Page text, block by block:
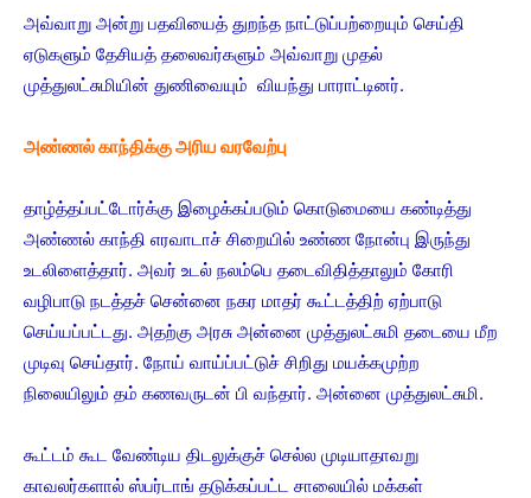
அவ்வாறு அன்று பதவியைத் துறந்த நாட்டுப்பற்றையும் செய்தி
ஏடுகளும் தேசியத் தலைவர்களும் அவ்வாறு முதல்
முத்துலட்சுமியின் துணிவையும் வியந்து பாராட்டினர்.
அண்ணல் காந்திக்கு அரிய வரவேற்பு
தாழ்த்தப்பட்டோர்க்கு இழைக்கப்படும் கொடுமையை கண்டித்து
அண்ணல் காந்தி எரவாடாச் சிறையில் உண்ண நோன்பு இருந்து
உடலிளைத்தார். அவர் உடல் நலம்பெ தடைவிதித்தாலும் கோரி
வழிபாடு நடத்தச் சென்னை நகர மாதர் கூட்டத்திற் ஏற்பாடு
செய்யப்பட்டது. அதற்கு அரசு அன்னை முத்துலட்சுமி தடையை மீற
முடிவு செய்தார். நோய் வாய்ப்பட்டுச் சிறிது மயக்கமுற்ற
நிலையிலும் தம் கணவருடன் பி வந்தார். அன்னை முத்துலட்சுமி.
கூட்டம் கூட வேண்டிய திடலுக்குச் செல்ல முடியாதாவறு
காவலர்களால் ஸ்பர்டாங் தடுக்கப்பட்ட சாலையில் மக்கள்